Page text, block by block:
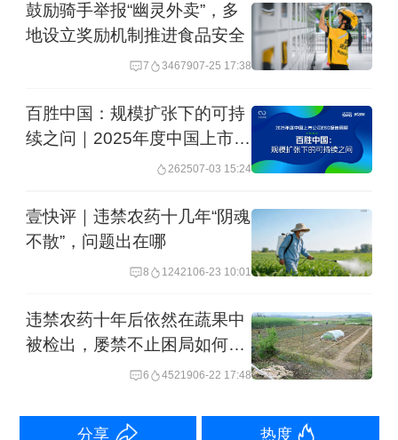
都有差异，如果是单店经营则问题不
大，一旦连锁化和规模化发展，那么中
根据笔者的了解，明星开设餐厅，大多
数时候并不会亲力亲为，而是通过第三
方团队去管理，不少第三方团队也只是
借着明星的IP来快速发展，希望在短期
内收割足够的利益，所以在产品研发和
患在于，一旦经营团队快速扩张，那么
就会出现短期内快速收到一大笔加盟费
鼓励骑手举报“幽灵外卖”，多
地设立奖励机制推进食品安全
7 3467907-25 17:38
百胜中国：规模扩张下的可持
续之问｜2025年度中国上市公
262507-03 15:24
壹快评｜违禁农药十几年“阴魂
不散”，问题出在哪
8 1242106-23 10:01
违禁农药十年后依然在蔬果中
被检出，屡禁不止困局如何破
6 4521906-22 17:48
分享 热度